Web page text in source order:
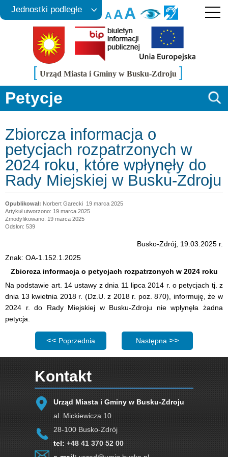
AAA
Jednostki podległe
[ Urząd Miasta i Gminy w Busku-Zdroju ]
Petycje
Zbiorcza informacja o
petycjach rozpatrzonych w
2024 roku, które wpłynęły do
Rady Miejskiej w Busku-Zdroju
Norbert Garecki 19 marca 2025
Artykuł utworzono: 19 marca 2025
Zmodyfikowano: 19 marca 2025
Odsłon: 539
Busko-Zdrój, 19.03.2025 r.
Znak: OA-1.152.1.2025
Zbiorcza informacja o petycjach rozpatrzonych w 2024 roku
Na podstawie art. 14 ustawy z dnia 11 lipca 2014 r. o petycjach tj. z
dnia 13 kwietnia 2018 r. (Dz.U. z 2018 r. poz. 870), informuję, że w
2024 r. do Rady Miejskiej w Busku-Zdroju nie wpłynęła żadna
petycja.
Poprzednia strona: Zbiorcza informacja o petycjach
Poprzednia Następna strona:
Następna
Kontakt
Urząd Miasta i Gminy w Busku-Zdroju
al. Mickiewicza 10
28-100 Busko-Zdrój
tel: +48 41 370 52 00